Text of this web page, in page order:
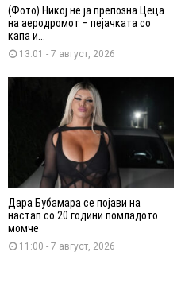
(Фото) Никој не ја препозна Цеца
на аеродромот – пејачката со
капа и...
13:01 - 7 август, 2026
Дара Бубамара се појави на
настап со 20 години помладото
момче
11:00 - 7 август, 2026